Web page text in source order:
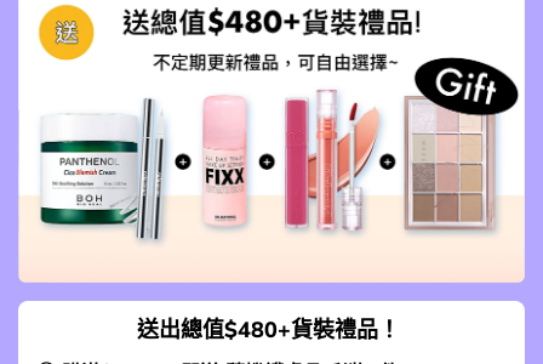
送出總值$480+貨裝禮品！